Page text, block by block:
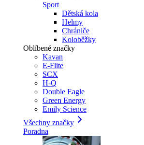
Sport
Dětská kola
Helmy
Chrániče
Koloběžky
Oblíbené značky
Kavan
E-Flite
SCX
H-Q
Double Eagle
Green Energy
Emily Science
Všechny značky
Poradna